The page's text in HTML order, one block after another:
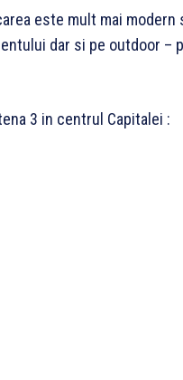
este mult mai
dar si pe outdoor –
3 in centrul Capitalei :